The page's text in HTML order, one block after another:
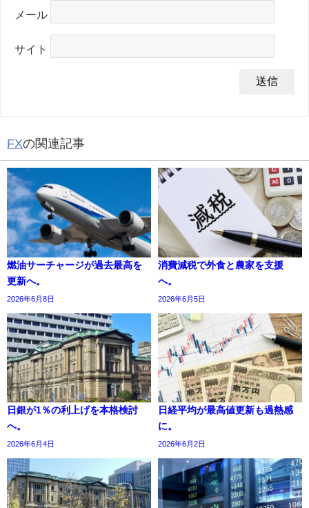
メール
サイト
FXの関連記事
燃油サーチャージが過去最高を
更新へ。
2026年6月8日
消費減税で外食と農家を支援
へ。
2026年6月5日
日銀が1％の利上げを本格検討
へ。
2026年6月4日
日経平均が最高値更新も過熱感
に。
2026年6月2日